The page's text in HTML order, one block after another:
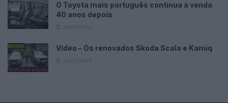
O Toyota mais português continua à venda
40 anos depois
Vídeo – Os renovados Skoda Scala e Kamiq